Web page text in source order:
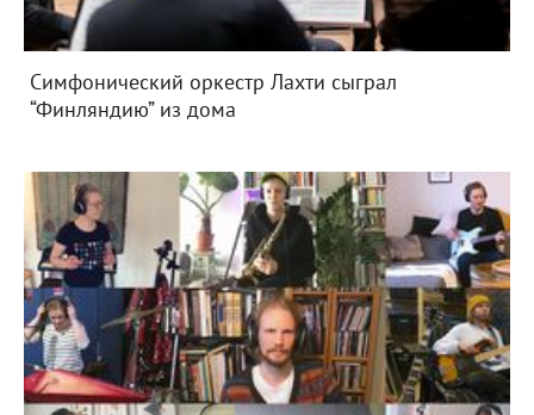
Симфонический оркестр Лахти сыграл
“Финляндию” из дома